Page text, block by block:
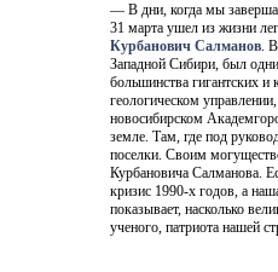
— В дни, когда мы
31 марта ушел из жизни
Курбанович Салманов.
Западной Сибири, был
большинства гигантских
геологическом
новосибирском
земле. Там, где под
поселки. Своим
Курбановича Салманова.
кризис 1990-х годов, а
показывает, насколько
ученого, патриота нашей